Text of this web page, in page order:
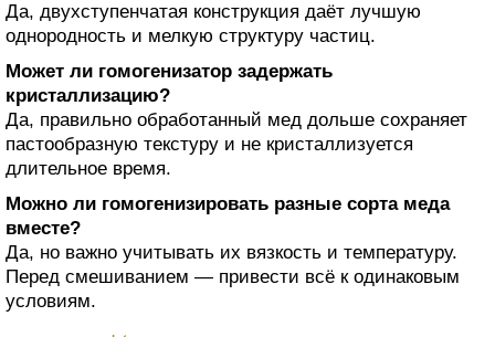
Да, двухступенчатая конструкция даёт лучшую
однородность и мелкую структуру частиц.
Может ли гомогенизатор задержать
кристаллизацию?
Да, правильно обработанный мед дольше сохраняет
пастообразную текстуру и не кристаллизуется
длительное время.
Можно ли гомогенизировать разные сорта меда
вместе?
Да, но важно учитывать их вязкость и температуру.
Перед смешиванием — привести всё к одинаковым
условиям.